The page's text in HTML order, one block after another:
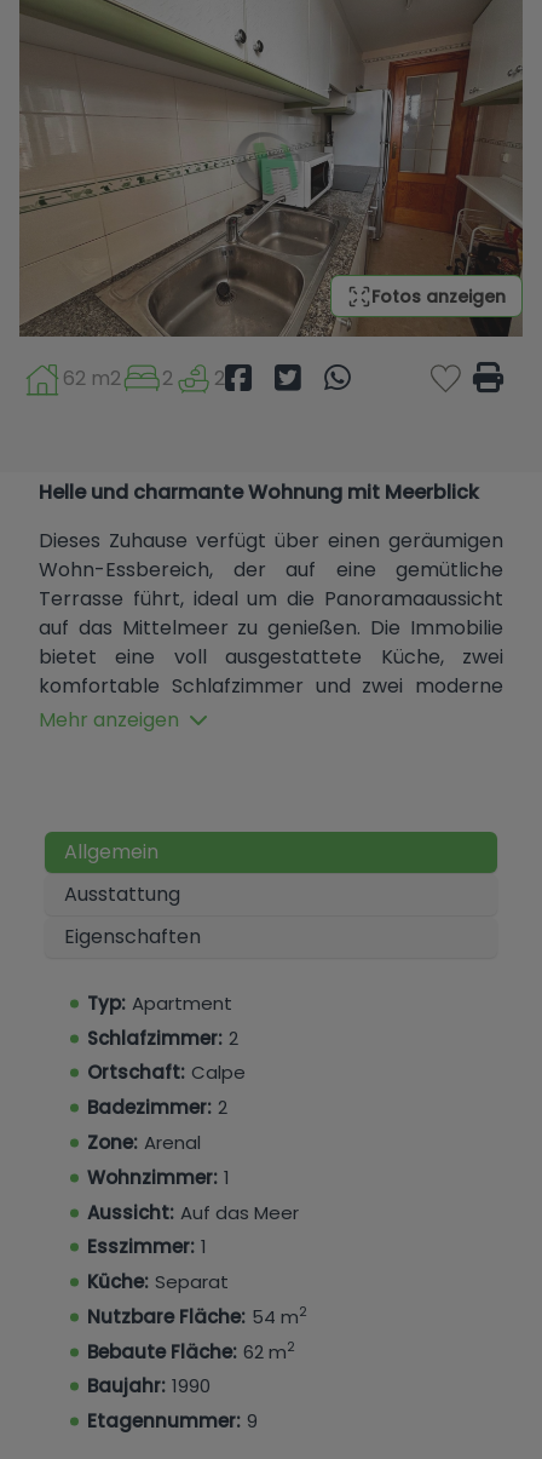
Fotos anzeigen
62 m2 2 2
Helle und charmante Wohnung mit Meerblick
Dieses Zuhause verfügt über einen geräumigen
Wohn-Essbereich, der auf eine gemütliche
Terrasse führt, ideal um die Panoramaaussicht
auf das Mittelmeer zu genießen. Die Immobilie
bietet eine voll ausgestattete Küche, zwei
komfortable Schlafzimmer und zwei moderne
Badezimmer.
idealer Ort zum Entspannen und Erholen. Ein
privater Parkplatz sorgt für zusätzliche
Bequemlichkeit und Sicherheit.
Nur wenige Schritte vom begehrten Arenal-
entfernt, ist diese Wohnung von Geschäften,
Restaurants und allen wichtigen
Dienstleistungen umgeben. Ihre unschlagbare
Lage macht sie sowohl als permanentes
Zuhause als auch als Ferienresidenz perfekt.
Mehr anzeigen
Allgemein
Ausstattung
Eigenschaften
Typ: Apartment
Schlafzimmer: 2
Ortschaft: Calpe
Badezimmer: 2
Zone: Arenal
Wohnzimmer: 1
Aussicht: Auf das Meer
Esszimmer: 1
Küche: Separat
Nutzbare Fläche: 54 m2
Bebaute Fläche: 62 m2
Baujahr: 1990
Etagennummer: 9